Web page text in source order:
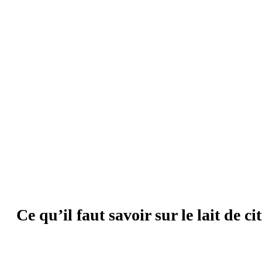
Ce qu’il faut savoir sur le lait de